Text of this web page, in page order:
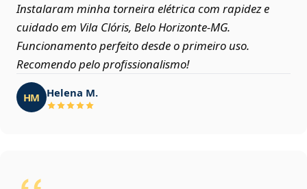
Instalaram minha torneira elétrica com rapidez e
cuidado em Vila Clóris, Belo Horizonte‑MG.
Funcionamento perfeito desde o primeiro uso.
Recomendo pelo profissionalismo!
HM Helena M.